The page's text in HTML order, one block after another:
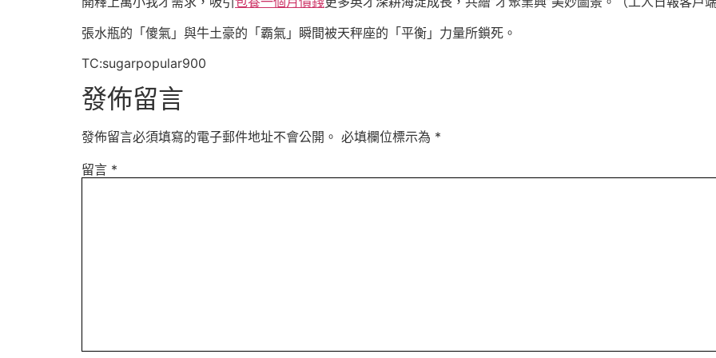
張水瓶的「傻氣」與牛土豪的「霸氣」瞬間被天秤座的「平衡」力量所鎖死。
TC:sugarpopular900
發佈留言
發佈留言必須填寫的電子郵件地址不會公開。 必填欄位標示為 *
留言 *